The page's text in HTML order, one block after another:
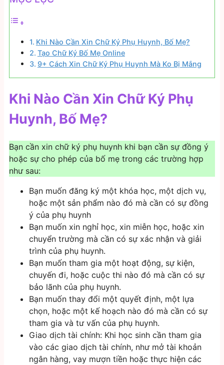
Khi Nào Cần Xin Chữ Ký Phụ Huynh, Bố Mẹ?
Tạo Chữ Ký Bố Mẹ Online
9+ Cách Xin Chữ Ký Phụ Huynh Mà Ko Bị Mắng
Khi Nào Cần Xin Chữ Ký Phụ
Huynh, Bố Mẹ?
Bạn cần xin chữ ký phụ huynh khi bạn cần sự đồng ý
hoặc sự cho phép của bố mẹ trong các trường hợp
như sau:
Bạn muốn đăng ký một khóa học, một dịch vụ,
hoặc một sản phẩm nào đó mà cần có sự đồng
ý của phụ huynh
Bạn muốn xin nghỉ học, xin miễn học, hoặc xin
chuyển trường mà cần có sự xác nhận và giải
trình của phụ huynh.
Bạn muốn tham gia một hoạt động, sự kiện,
chuyến đi, hoặc cuộc thi nào đó mà cần có sự
bảo lãnh của phụ huynh.
Bạn muốn thay đổi một quyết định, một lựa
chọn, hoặc một kế hoạch nào đó mà cần có sự
tham gia và tư vấn của phụ huynh.
Giao dịch tài chính: Khi học sinh cần tham gia
vào các giao dịch tài chính, như mở tài khoản
ngân hàng, vay mượn tiền hoặc thực hiện các